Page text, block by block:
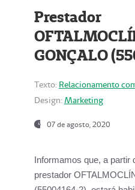
Prestador
GONÇALO
Texto: Relacionamento
Design: Marketing
07 de agosto, 2020
Informamos que, a partir
prestador